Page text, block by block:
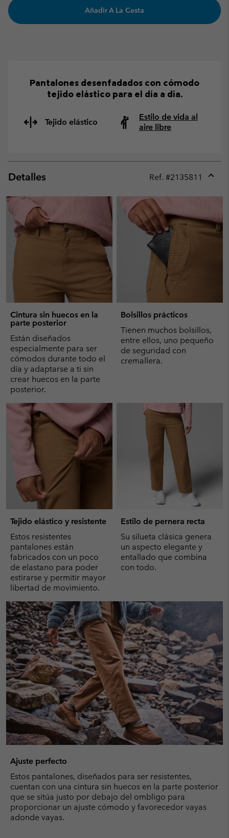
Añadir A La Cesta
Pantalones desenfadados con cómodo
tejido elástico para el día a día.
Tejido elástico
Estilo de vida al
aire libre
Detalles Ref. #2135811
or
Cintura sin huecos en la
parte posterior
Están diseñados
especialmente para ser
cómodos durante todo el
día y adaptarse a ti sin
crear huecos en la parte
posterior.
Bolsillos prácticos
Tienen muchos bolsillos,
entre ellos, uno pequeño
de seguridad con
cremallera.
Tejido elástico y resistente
Estos resistentes
pantalones están
fabricados con un poco
de elastano para poder
estirarse y permitir mayor
libertad de movimiento.
Estilo de pernera recta
Su silueta clásica genera
un aspecto elegante y
entallado que combina
con todo.
Ajuste perfecto
Estos pantalones, diseñados para ser resistentes,
cuentan con una cintura sin huecos en la parte posterior
que se sitúa justo por debajo del ombligo para
proporcionar un ajuste cómodo y favorecedor vayas
adonde vayas.